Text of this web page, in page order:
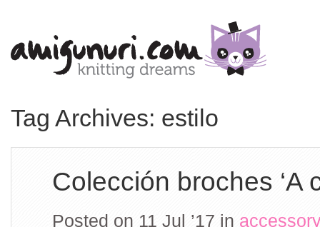
Tag Archives: estilo
Colección broches ‘A
Posted on 11 Jul ’17 in accessory